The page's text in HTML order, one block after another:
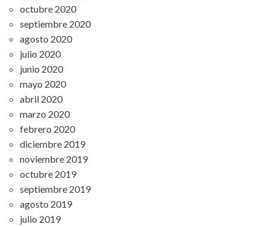
octubre 2020
septiembre 2020
agosto 2020
julio 2020
junio 2020
mayo 2020
abril 2020
marzo 2020
febrero 2020
diciembre 2019
noviembre 2019
octubre 2019
septiembre 2019
agosto 2019
julio 2019